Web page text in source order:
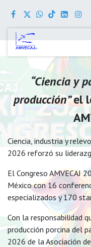
“Ciencia y
producción”el
Ciencia, industria y
2026 reforzó su
El Congreso AMVECAJ
México con 16
especializados y 170
Con la responsabilidad
producción porcina del
2026 de la Asociación